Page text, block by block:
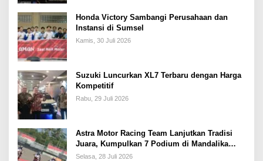
Honda Victory Sambangi Perusahaan dan
Instansi di Sumsel
Kamis, 30 Juli 2026
Suzuki Luncurkan XL7 Terbaru dengan Harga
Kompetitif
Rabu, 29 Juli 2026
Astra Motor Racing Team Lanjutkan Tradisi
Juara, Kumpulkan 7 Podium di Mandalika
Racing Series Putaran ke 3
Selasa, 28 Juli 2026